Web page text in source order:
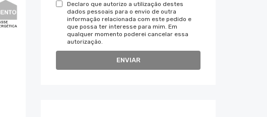
Declaro que autorizo a utilização destes
dados pessoais para o envio de outra
informação relacionada com este pedido e
que possa ter interesse para mim. Em
qualquer momento poderei cancelar essa
autorização.
ENVIAR